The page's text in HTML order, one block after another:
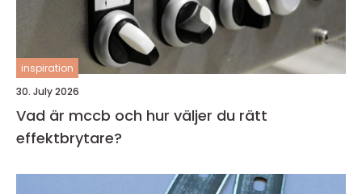
inspiration
30. July 2026
Vad är mccb och hur väljer du rätt
effektbrytare?